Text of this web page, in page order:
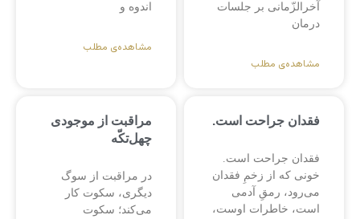
آخرالزّمانی بر جلسات
درمان
مشاهده‌ی مطلب
اندوه و
مشاهده‌ی مطلب
فقدان جراحت است.
فقدان جراحت است.
خونی که از زخمِ فقدان
می‌رود، رمقِ آدمی
است، خاطرات اوست،
مراقبت از موجودی
چهل‌تکّه
در مراقبت از سوگ
دیگری، سکوت کار
می‌کند؛ سکوت